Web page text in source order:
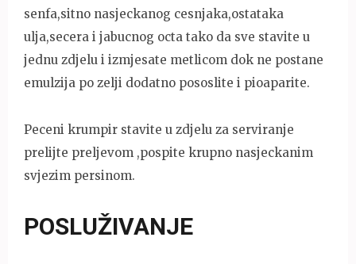
senfa,sitno nasjeckanog cesnjaka,ostataka
ulja,secera i jabucnog octa tako da sve stavite u
jednu zdjelu i izmjesate metlicom dok ne postane
emulzija po zelji dodatno pososlite i pioaparite.
Peceni krumpir stavite u zdjelu za serviranje
prelijte preljevom ,pospite krupno nasjeckanim
svjezim persinom.
POSLUŽIVANJE